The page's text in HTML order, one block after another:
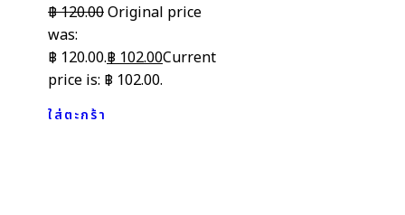
฿120.00Original price
was:
฿ 120.00.฿ 102.00Current
price is: ฿ 102.00.
ใส่ตะกร้า